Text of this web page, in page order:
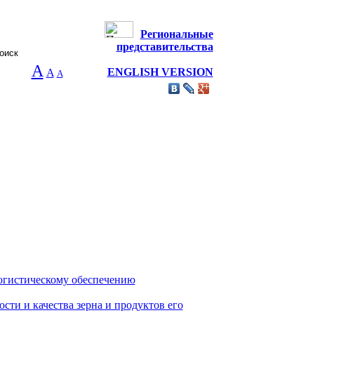
А A А
Региональные
представительства
ENGLISH VERSION
обеспечению
и качества зерна и продуктов его